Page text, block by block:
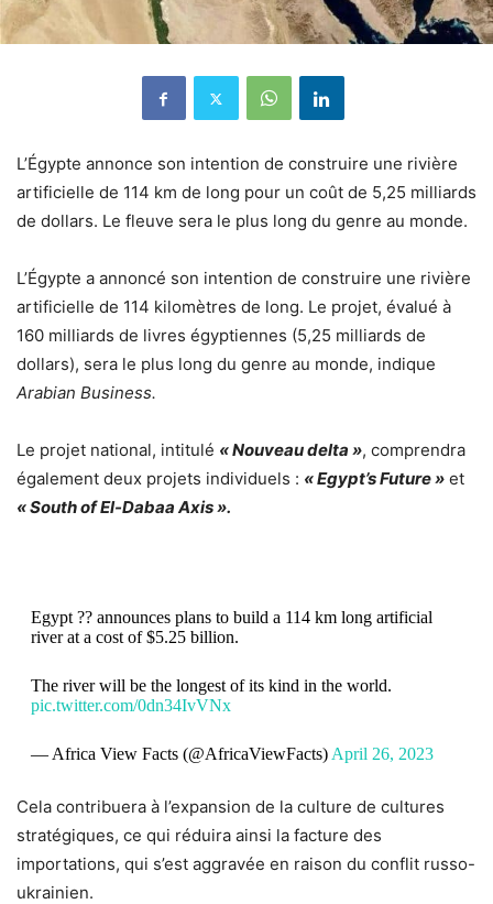
L’Égypte annonce son intention de construire une rivière
artificielle de 114 km de long pour un coût de 5,25 milliards
de dollars. Le fleuve sera le plus long du genre au monde.
L’Égypte a annoncé son intention de construire une rivière
artificielle de 114 kilomètres de long. Le projet, évalué à
160 milliards de livres égyptiennes (5,25 milliards de
dollars), sera le plus long du genre au monde, indique
Arabian Business.
Le projet national, intitulé « Nouveau delta », comprendra
également deux projets individuels : « Egypt’s Future » ​​et
« South of El-Dabaa Axis ».
Egypt ?? announces plans to build a 114 km long artificial
river at a cost of $5.25 billion.
The river will be the longest of its kind in the world.
pic.twitter.com/0dn34IvVNx
— Africa View Facts (@AfricaViewFacts)April 26, 2023
Cela contribuera à l’expansion de la culture de cultures
stratégiques, ce qui réduira ainsi la facture des
importations, qui s’est aggravée en raison du conflit russo-
ukrainien.